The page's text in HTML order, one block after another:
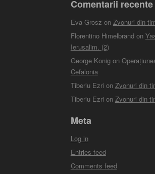
Comentarii recente
Eva Grosz on Zvonuri din
Florentino Himelbrandon
Ierusalim. (2)
George Konigon
Cefalonia
Tiberiu Ezri on Zvonuri din
Tiberiu Ezri on Zvonuri din
Meta
Log in
Entries feed
Comments feed